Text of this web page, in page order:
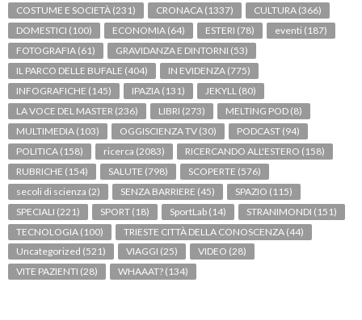
COSTUME E SOCIETÀ (231) CRONACA (1337) CULTURA (366)
DOMESTICI (100) ECONOMIA (64) ESTERI (78) eventi (187)
FOTOGRAFIA (61) GRAVIDANZA E DINTORNI (53)
IL PARCO DELLE BUFALE (404) IN EVIDENZA (775)
INFOGRAFICHE (145) IPAZIA (131) JEKYLL (80)
LA VOCE DEL MASTER (236) LIBRI (273) MELTING POD (8)
MULTIMEDIA (103) OGGISCIENZA TV (30) PODCAST (94)
POLITICA (158) ricerca (2083) RICERCANDO ALL'ESTERO (158)
RUBRICHE (154) SALUTE (798) SCOPERTE (576)
secoli di scienza (2) SENZA BARRIERE (45) SPAZIO (115)
SPECIALI (221) SPORT (18) SportLab (14) STRANIMONDI (151)
TECNOLOGIA (100) TRIESTE CITTÀ DELLA CONOSCENZA (44)
Uncategorized (521) VIAGGI (25) VIDEO (28)
VITE PAZIENTI (28) WHAAAT? (134)